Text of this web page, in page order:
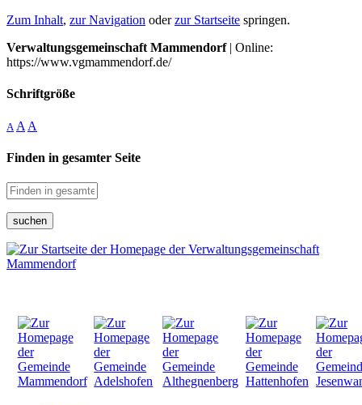
Zum Inhalt, zur Navigation oderzur Startseite springen.
Verwaltungsgemeinschaft Mammendorf| Online:
https://www.vgmammendorf.de/
Schriftgröße
A A A
Finden in gesamter Seite
suchen